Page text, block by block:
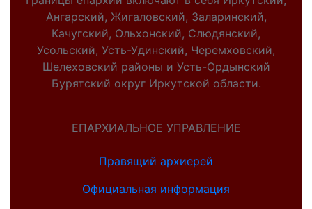
Ангарский, Жигаловский, Заларинский,
Качугский, Ольхонский, Слюдянский,
Усольский, Усть-Удинский, Черемховский,
Шелеховский районы и Усть-Ордынский
Бурятский округ Иркутской области.
ЕПАРХИАЛЬНОЕ УПРАВЛЕНИЕ
Правящий архиерей
Официальная информация